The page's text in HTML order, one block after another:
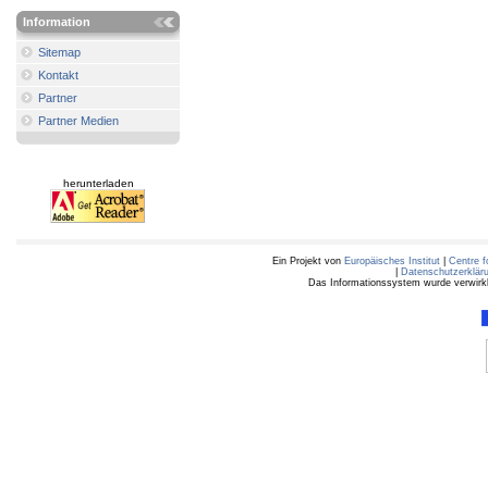
Information
Sitemap
Kontakt
Partner
Partner Medien
herunterladen
Ein Projekt von Europäisches Institut
Centre
Das Informationssystem wurde